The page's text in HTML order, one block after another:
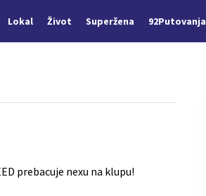
Lokal Život Superžena 92Putovanja
prebacuje nexu na klupu!